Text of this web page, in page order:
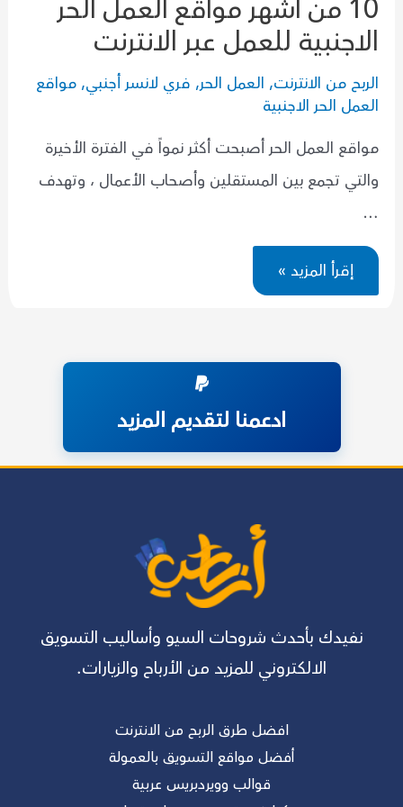
10 من أشهر مواقع العمل الحر
الاجنبية للعمل عبر الانترنت
الربح من الانترنت, العمل الحر, فري لانسر أجنبي, مواقع
العمل الحر الاجنبية
مواقع العمل الحر أصبحت أكثر نمواً في الفترة الأخيرة
والتي تجمع بين المستقلين وأصحاب الأعمال ، وتهدف
…
10
من
أشهر
للعمل
إقرأ المزيد »
ادعمنا لتقديم المزيد
نفيدك بأحدث شروحات السيو وأساليب التسويق
الالكتروني للمزيد من الأرباح والزيارات.
افضل طرق الربح من الانترنت
أفضل مواقع التسويق بالعمولة
قوالب وويردبريس عربية